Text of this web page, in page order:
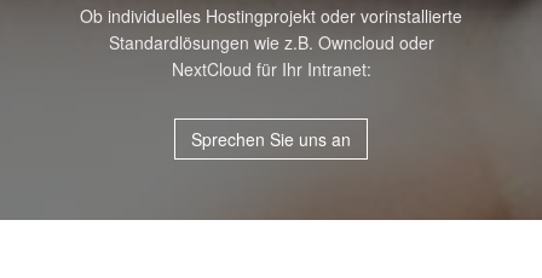
Ob individuelles Hostingprojekt oder vorinstallierte
Standardlösungen wie z.B. Owncloud oder
NextCloud für Ihr Intranet:
Sprechen Sie uns an